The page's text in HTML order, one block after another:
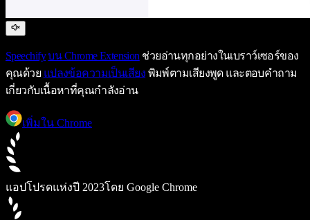
Speechify บน Chrome Extension ช่วยอ่านทุกอย่างในเบราว์เซอร์ของ
คุณด้วย แปลงข้อความเป็นเสียง พิมพ์ตามเสียงพูด และตอบคำถาม
เกี่ยวกับเนื้อหาที่คุณกำลังอ่าน
เพิ่มใน Chrome
แอปโปรดแห่งปี 2023โดย Google Chrome